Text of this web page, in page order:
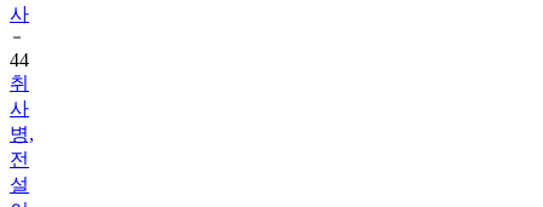
44
취
사
병,
전
설
이
되